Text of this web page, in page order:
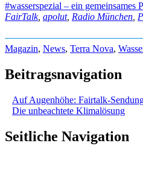
#wasserspezial – ein gemeinsames
FairTalk, apolut, Radio München
Magazin, News, Terra Nova,
Beitragsnavigation
Auf Augenhöhe: Fairtalk-
Die unbeachtete Klimalösung
Seitliche Navigation